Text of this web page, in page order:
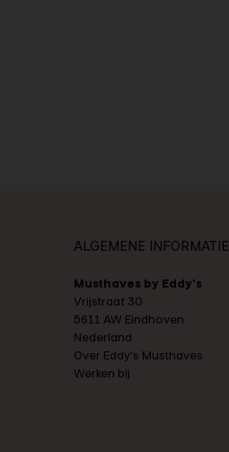
ALGEMENE INFORMATIE
Musthaves by Eddy's
Vrijstraat 30
5611 AW Eindhoven
Nederland
Over Eddy's Musthaves
Werken bij